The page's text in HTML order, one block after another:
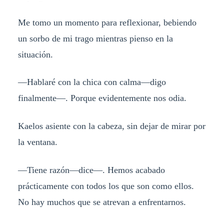
Me tomo un momento para reflexionar, bebiendo
un sorbo de mi trago mientras pienso en la
situación.
—Hablaré con la chica con calma—digo
finalmente—. Porque evidentemente nos odia.
Kaelos asiente con la cabeza, sin dejar de mirar por
la ventana.
—Tiene razón—dice—. Hemos acabado
prácticamente con todos los que son como ellos.
No hay muchos que se atrevan a enfrentarnos.